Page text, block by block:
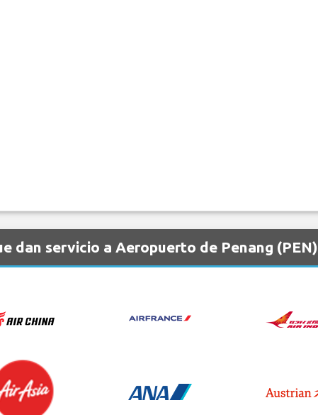
dan servicio a Aeropuerto de Penang (PEN)